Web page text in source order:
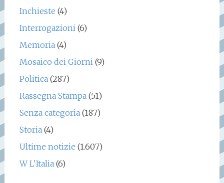
Inchieste (4)
Interrogazioni(6)
Memoria(4)
Mosaico dei Giorni(9)
Politica(287)
Rassegna Stampa(51)
Senza categoria(187)
Storia(4)
Ultime notizie (1.607)
W L'Italia(6)